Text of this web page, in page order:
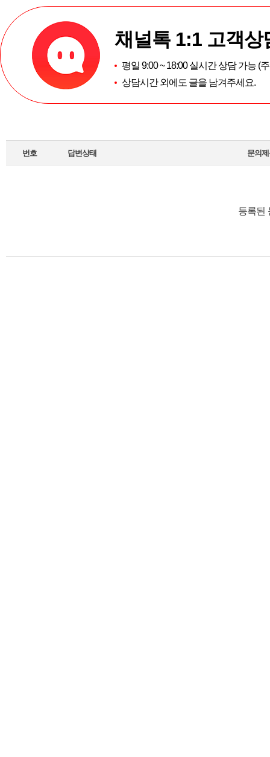
채널톡 1:1 고객상
평일 9:00 ~ 18:00 실시간 상담 가능 (
상담시간 외에도 글을 남겨주세요.
번호 답변상태 문의
등록된